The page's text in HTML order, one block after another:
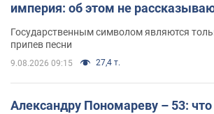
империя: об этом не
Государственным символом являются
припев песни
9.08.2026 09:15 27,4 т.
Александру Пономареву – 53: что